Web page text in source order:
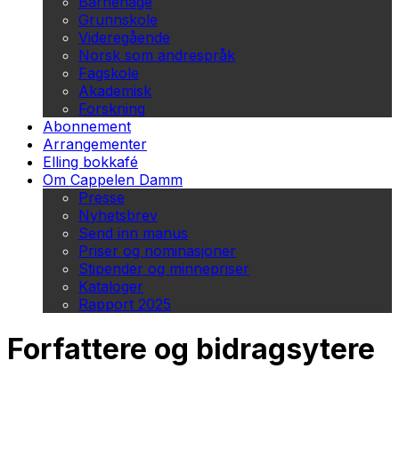
Grunnskole
Videregående
Norsk som andrespråk
Fagskole
Akademisk
Forskning
Abonnement
Arrangementer
Elling bokkafé
Om Cappelen Damm
Presse
Nyhetsbrev
Send inn manus
Priser og nominasjoner
Stipender og minnepriser
Kataloger
Rapport 2025
Forfattere og bidragsytere